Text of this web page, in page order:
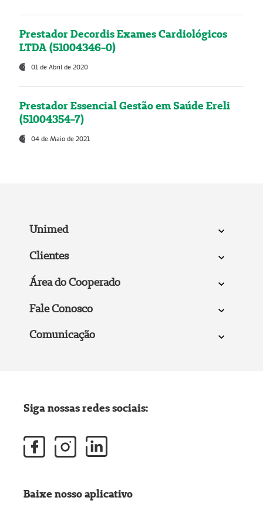
Prestador Decordis Exames Cardiológicos
LTDA (51004346-0)
01 de Abril de 2020
Prestador Essencial Gestão em Saúde Ereli
(51004354-7)
04 de Maio de 2021
Unimed
Clientes
Área do Cooperado
Fale Conosco
Comunicação
Siga nossas redes sociais:
Baixe nosso aplicativo